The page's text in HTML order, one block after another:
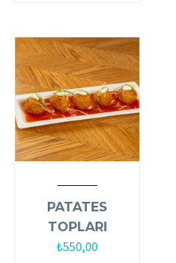
PATATES
TOPLARI
₺550,00